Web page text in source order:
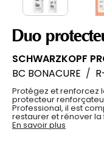
Duo
SCHWARZKOPF
BC BONACURE /
Protégez et renforcez
protecteur
Professional, il est
restaurer et rénover
En savoir plus